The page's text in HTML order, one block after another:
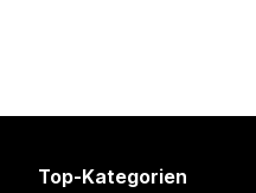
Top-Kategorien